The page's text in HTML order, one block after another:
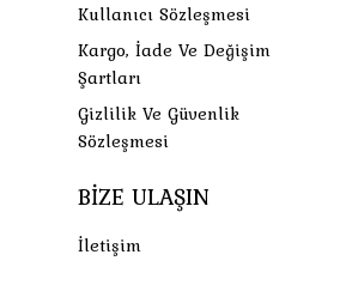
Kullanıcı Sözleşmesi
Kargo, İade Ve Değişim
Şartları
Gizlilik Ve Güvenlik
Sözleşmesi
BIZE ULAŞIN
İletişim